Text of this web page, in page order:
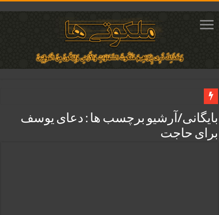
دعای مجرب برای فروش سریع کالا و رونق فروش مغازه | متن آیات، روش انجام و
دعای ایجاد عشق و محبت آتشین در قلب معشوق | متن دعا، روش خواندن
ختم آیات ۲ و ۳ سوره طلاق برای افزایش رزق و روزی | روش ختم، متن آیات و فضیلت
بایگانی/آرشیو برچسب ها : دعای یوسف
برای حاجت